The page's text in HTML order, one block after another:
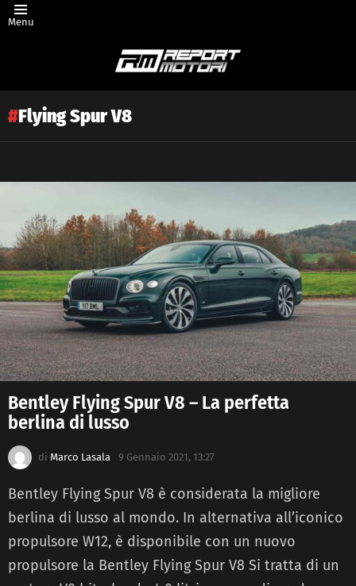
Menu
Flying Spur V8
Latest
story
Bentley Flying Spur V8 – La perfetta
berlina di lusso
di Marco Lasala 9 Gennaio 2021, 13:27
Bentley Flying Spur V8 è considerata la migliore
berlina di lusso al mondo. In alternativa all’iconico
propulsore W12, è disponibile con un nuovo
propulsore la Bentley Flying Spur V8 Si tratta di un